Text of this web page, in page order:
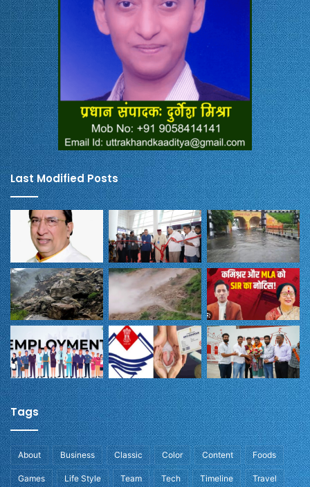
Last Modified Posts
Tags
About Business Classic Color Content Foods
Games Life Style Team Tech Timeline Travel